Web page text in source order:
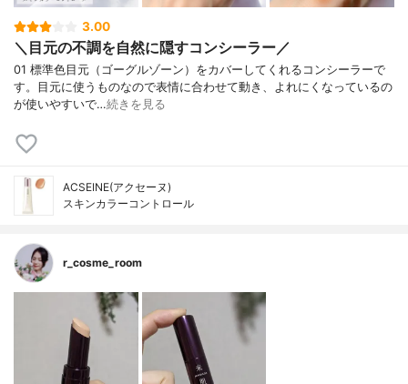
3.00
＼目元の不調を自然に隠すコンシーラー／
01 標準色目元（ゴーグルゾーン）をカバーしてくれるコンシーラーで
す。目元に使うものなので表情に合わせて動き、よれにくなっているの
が使いやすいで…続きを見る
ACSEINE(アクセーヌ)
スキンカラーコントロール
r_cosme_room